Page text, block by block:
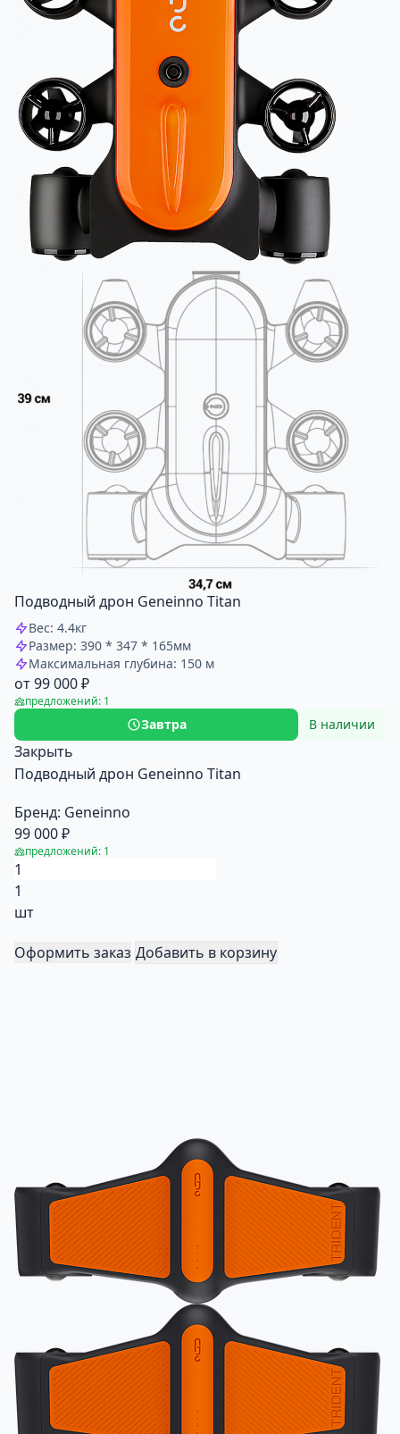
Подводный дрон Geneinno Titan
Вес: 4.4кг
Размер: 390 * 347 * 165мм
Максимальная глубина: 150 м
от 99 000 ₽
предложений: 1
Завтра В наличии
Закрыть
Подводный дрон Geneinno Titan
Бренд: Geneinno
99 000 ₽
предложений: 1
1
шт
Оформить заказ Добавить в корзину